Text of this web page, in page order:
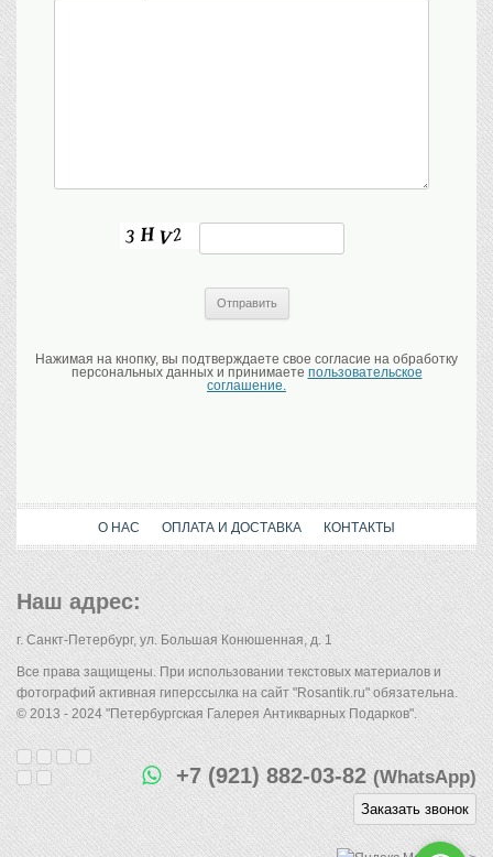
Нажимая на кнопку, вы подтверждаете свое согласие на обработку
персональных данных и принимаете пользовательское
соглашение.
О НАС ОПЛАТА И ДОСТАВКА КОНТАКТЫ
Наш адрес:
г. Санкт-Петербург, ул. Большая Конюшенная, д. 1
Все права защищены. При использовании текстовых материалов и
фотографий активная гиперссылка на сайт "Rosantik.ru" обязательна.
© 2013 - 2024 "Петербургская Галерея Антикварных Подарков".
+7 (921) 882-03-82(WhatsApp)
Заказать звонок